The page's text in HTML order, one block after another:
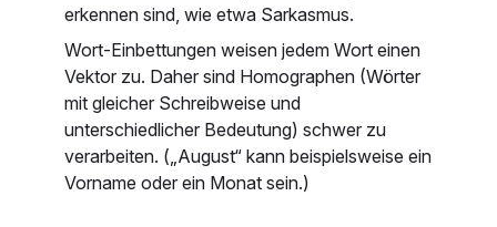
erkennen sind, wie etwa Sarkasmus.
Wort-Einbettungen weisen jedem Wort einen
Vektor zu. Daher sind Homographen (Wörter
mit gleicher Schreibweise und
unterschiedlicher Bedeutung) schwer zu
verarbeiten. („August“ kann beispielsweise ein
Vorname oder ein Monat sein.)